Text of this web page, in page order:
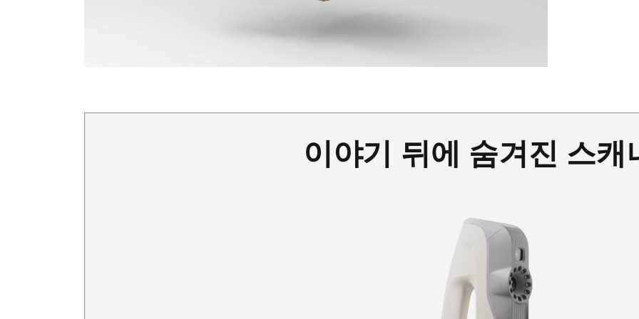
이야기 뒤에 숨겨진 스캐